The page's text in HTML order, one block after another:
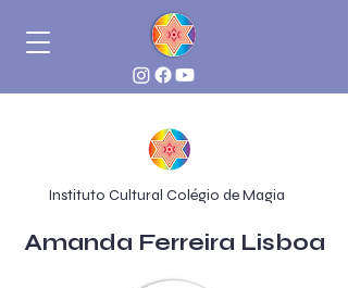
Instituto Cultural Colégio de Magia
Amanda Ferreira Lisboa